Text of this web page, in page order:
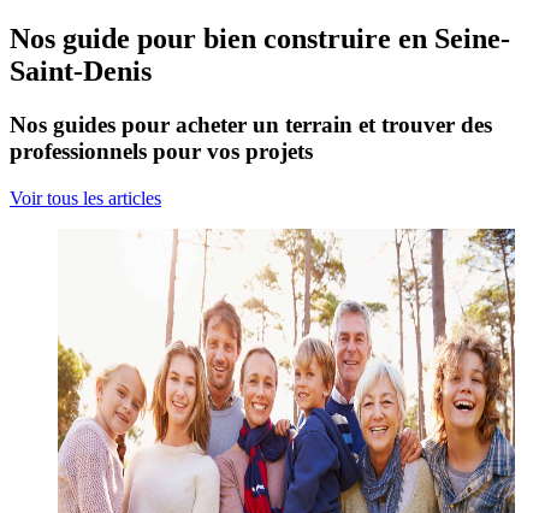
Nos guide pour bien construire en Seine-
Saint-Denis
Nos guides pour acheter un terrain et trouver des
professionnels pour vos projets
Voir tous les articles